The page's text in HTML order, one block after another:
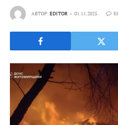
АВТОР:EDITOR 01.11.2025